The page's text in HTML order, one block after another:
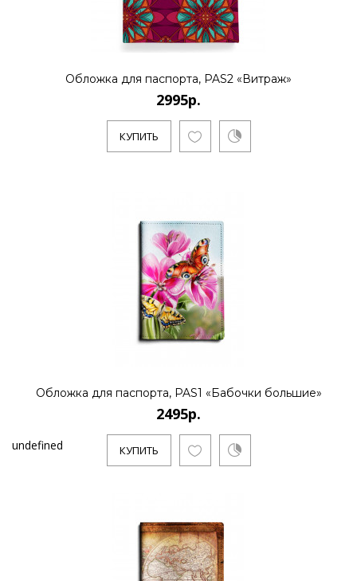
Обложка для паспорта, PAS2 «Витраж»
2995р.
КУПИТЬ
Обложка для паспорта, PAS1 «Бабочки большие»
2495р.
КУПИТЬ
undefined